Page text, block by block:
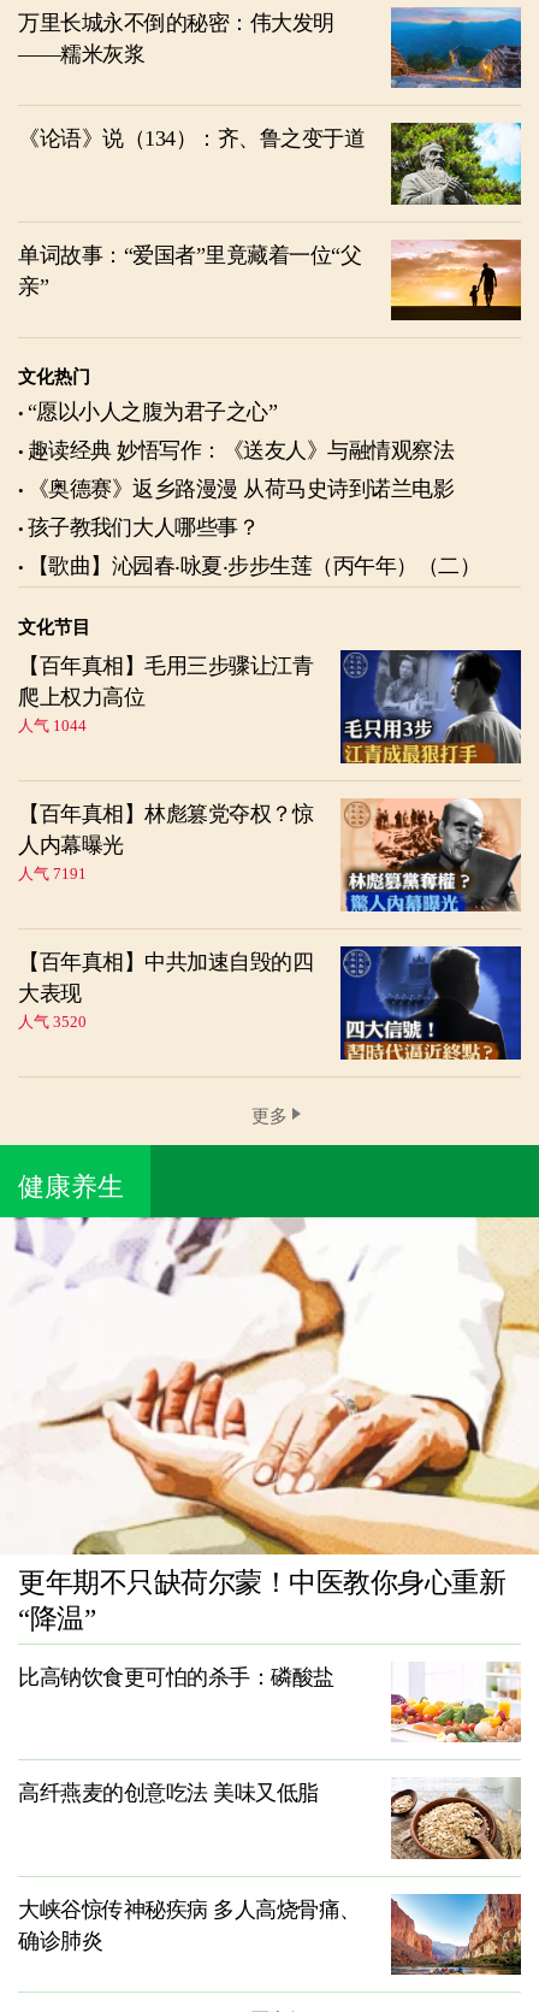
万里长城永不倒的秘密：伟大发明
——糯米灰浆
《论语》说（134）：齐、鲁之变于道
单词故事：“爱国者”里竟藏着一位“父
亲”
文化热门
“愿以小人之腹为君子之心”
趣读经典 妙悟写作：《送友人》与融情观察法
《奥德赛》返乡路漫漫 从荷马史诗到诺兰电影
孩子教我们大人哪些事？
【歌曲】沁园春‧咏夏‧步步生莲（丙午年）（二）
文化节目
【百年真相】毛用三步骤让江青
爬上权力高位
人气 1044
【百年真相】林彪篡党夺权？惊
人内幕曝光
人气 7191
【百年真相】中共加速自毁的四
大表现
人气 3520
更多
健康养生
更年期不只缺荷尔蒙！中医教你身心重新
“降温”
比高钠饮食更可怕的杀手：磷酸盐
高纤燕麦的创意吃法 美味又低脂
大峡谷惊传神秘疾病 多人高烧骨痛、
确诊肺炎